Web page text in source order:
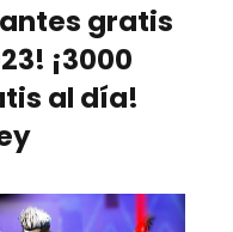
gratis
¡3000
al día!